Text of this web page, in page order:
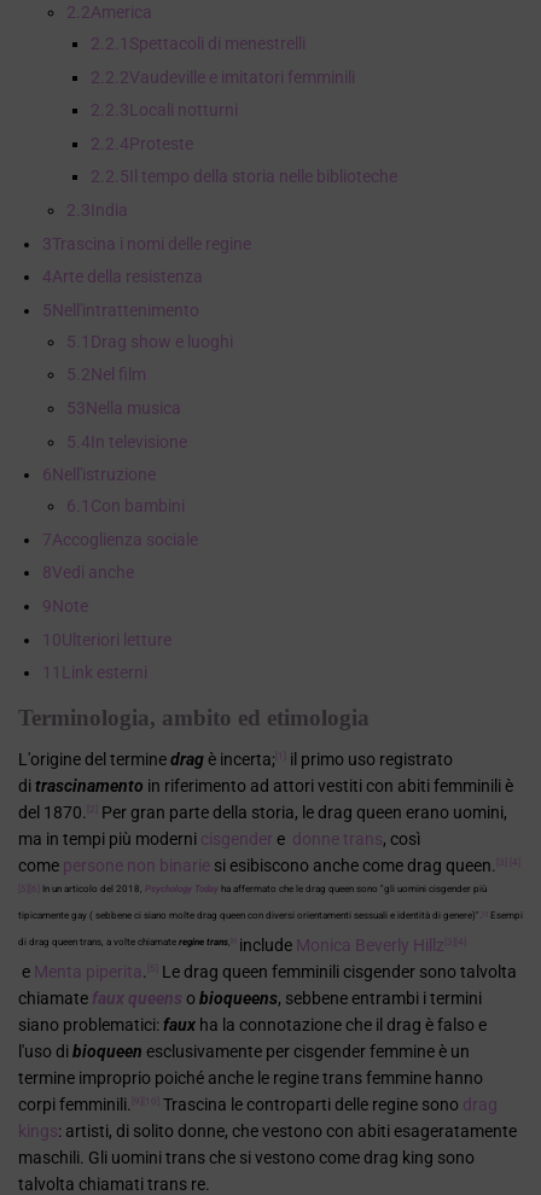
2.2America
2.2.1 Spettacoli di menestrelli
2.2.2Vaudeville e imitatori femminili
2.2.3Locali notturni
2.2.4Proteste
2.2.5Il tempo della storia nelle biblioteche
2.3India
3Trascina i nomi delle regine
4Arte della resistenza
5Nell'intrattenimento
5.1 Drag show e luoghi
5.2Nel film
53Nella musica
5.4In televisione
6Nell'istruzione
6.1 Con bambini
7Accoglienza sociale
8Vedi anche
9Note
10Ulteriori letture
11 Link esterni
Terminologia, ambito ed etimologia
L'origine del terminedragè incerta; [1]
il primo uso registrato
ditrascinamento in riferimento ad attori vestiti con abiti femminili è
del 1870. [2]
Per gran parte della storia, le drag queen erano uomini,
ma in tempi più moderni cisgender e donne trans, così
come persone non binarie si esibiscono anche come drag queen. [3] [4]
[5] [6] In un articolo del 2018, Psychology Today ha affermato che le drag queen sono "gli uomini cisgender più
tipicamente gay ( sebbene ci siano molte drag queen con diversi orientamenti sessuali e identità di genere)". Esempi
di drag queen trans, a volte chiamate regine trans, include Monica Beverly Hillz [3] [4]
e Menta piperita. [5]
Le drag queen femminili cisgender sono talvolta
chiamate faux queens o bioqueens, sebbene entrambi i termini
siano problematici:faux ha la connotazione che il drag è falso e
l'uso dibioqueen esclusivamente per cisgender femmine è un
termine improprio poiché anche le regine trans femmine hanno
corpi femminili. [9] [10] Trascina le controparti delle regine sono drag
kings: artisti, di solito donne, che vestono con abiti esageratamente
maschili. Gli uomini trans che si vestono come drag king sono
talvolta chiamati trans re.